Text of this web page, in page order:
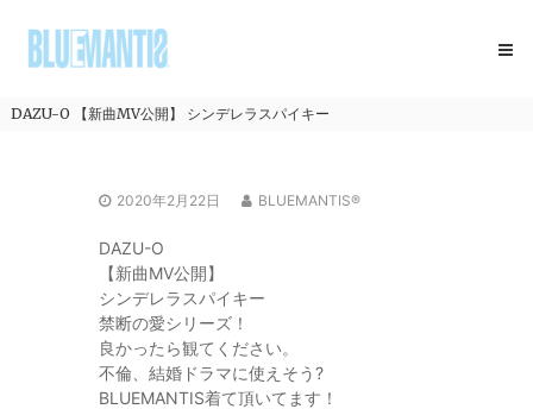
ツ
BLUEMANTIS
DAZU-O 【新曲MV公開】 シンデレラスパイキー
2020年2月22日 BLUEMANTIS®
DAZU-O
【新曲MV公開】
シンデレラスパイキー
禁断の愛シリーズ！
良かったら観てください。
不倫、結婚ドラマに使えそう?
BLUEMANTIS着て頂いてます！